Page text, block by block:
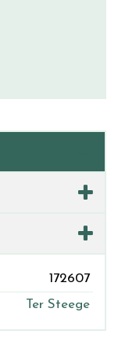
172607
Ter Steege